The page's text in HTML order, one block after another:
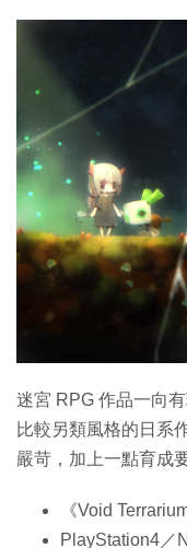
教學評測
生成式AI與雲端應用
Enterprise Digital
特集
迷宮 RPG 作品一向
比較另類風格的日系
嚴苛，加上一點育成
《Void Terrarium
PlayStation4／